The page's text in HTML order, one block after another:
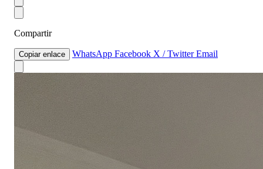
Compartir
Copiar enlace WhatsApp Facebook X / TwitterEmail